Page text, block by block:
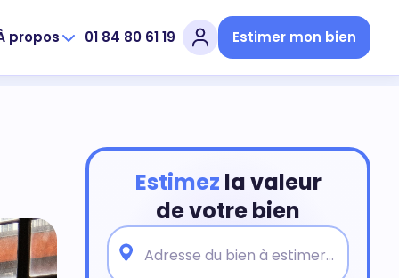
propos 01 84 80 61 19 Estimer mon bien
Estimez la valeur
de votre bien